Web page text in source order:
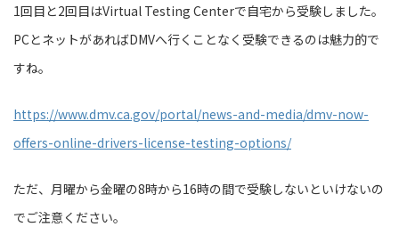
1回目と2回目はVirtual Testing Centerで自宅から受験しました。
PCとネットがあればDMVへ行くことなく受験できるのは魅力的で
すね。
https://www.dmv.ca.gov/portal/news-and-media/dmv-now-
offers-online-drivers-license-testing-options/
ただ、月曜から金曜の8時から16時の間で受験しないといけないの
でご注意ください。